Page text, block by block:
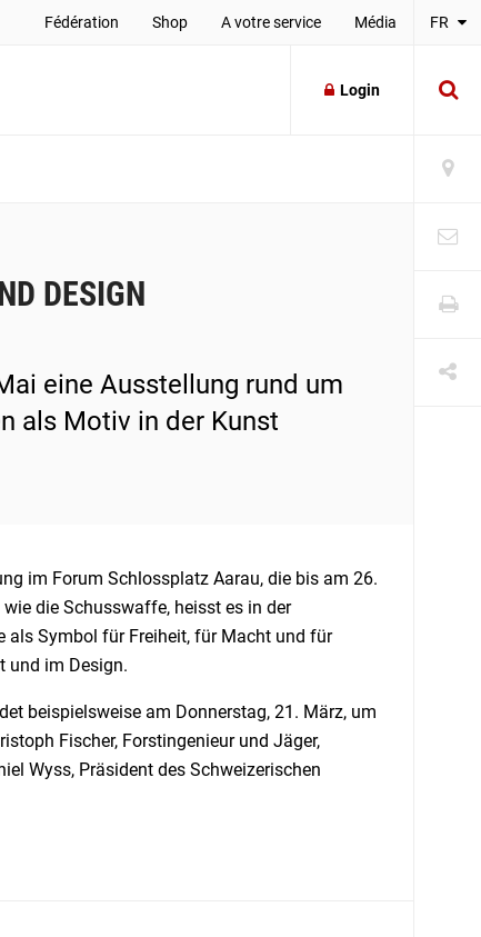
Fédération Shop A votre service Média FR
Login
DESIGN
eine Ausstellung rund um
als Motiv in der Kunst
im Forum Schlossplatz Aarau, die bis am 26.
die Schusswaffe, heisst es in der
als Symbol für Freiheit, für Macht und für
und im Design.
beispielsweise am Donnerstag, 21. März, um
Fischer, Forstingenieur und Jäger,
Wyss, Präsident des Schweizerischen